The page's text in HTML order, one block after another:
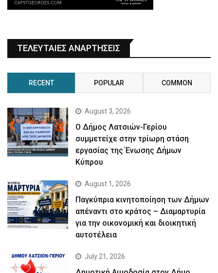
ΤΕΛΕΥΤΑΙΕΣ ΑΝΑΡΤΗΣΕΙΣ
RECENT POPULAR COMMON
August 3, 2026
Ο Δήμος Λατσιών-Γερίου
συμμετείχε στην τρίωρη στάση
εργασίας της Ένωσης Δήμων
Κύπρου
August 1, 2026
Παγκύπρια κινητοποίηση των Δήμων
απέναντι στο κράτος – Διαμαρτυρία
για την οικονομική και διοικητική
αυτοτέλεια
July 21, 2026